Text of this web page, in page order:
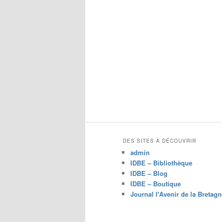
DES SITES À DÉCOUVRIR
admin
IDBE – Bibliothèque
IDBE – Blog
IDBE – Boutique
Journal l'Avenir de la